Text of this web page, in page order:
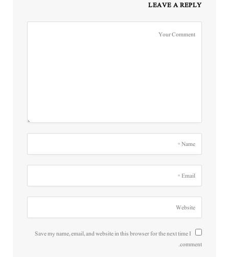
LEAVE A REPLY
Save my name, email, and website in this browser for the next time I
comment.